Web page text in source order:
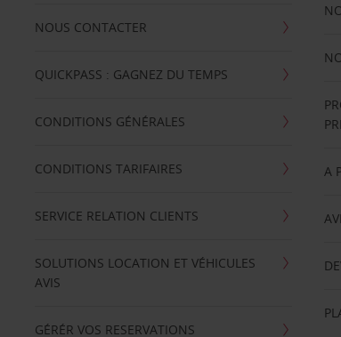
NOUS CONTACTER
QUICKPASS : GAGNEZ DU TEMPS
CONDITIONS GÉNÉRALES
CONDITIONS TARIFAIRES
SERVICE RELATION CLIENTS
SOLUTIONS LOCATION ET VÉHICULES
AVIS
GÉRÉR VOS RESERVATIONS
A